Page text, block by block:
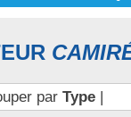
par Type|